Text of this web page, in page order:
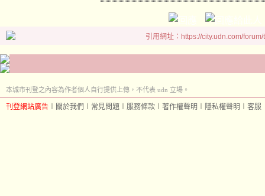
引用網址：https://city.udn.com/
本城市刊登之內容為作者個人自行提供上傳，不代表 udn 立場。
刊登網站廣告 關於我們 常見問題 服務條款 著作權聲明 隱私權聲明 客服